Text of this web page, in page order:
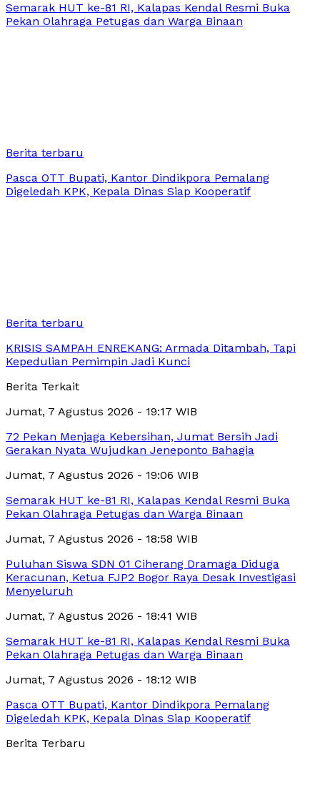
Semarak HUT ke-81 RI, Kalapas Kendal Resmi Buka
Pekan Olahraga Petugas dan Warga Binaan
Berita terbaru
Pasca OTT Bupati, Kantor Dindikpora Pemalang
Digeledah KPK, Kepala Dinas Siap Kooperatif
Berita terbaru
KRISIS SAMPAH ENREKANG: Armada Ditambah, Tapi
Kepedulian Pemimpin Jadi Kunci
Berita Terkait
Jumat, 7 Agustus 2026 - 19:17 WIB
72 Pekan Menjaga Kebersihan, Jumat Bersih Jadi
Gerakan Nyata Wujudkan Jeneponto Bahagia
Jumat, 7 Agustus 2026 - 19:06 WIB
Semarak HUT ke-81 RI, Kalapas Kendal Resmi Buka
Pekan Olahraga Petugas dan Warga Binaan
Jumat, 7 Agustus 2026 - 18:58 WIB
Puluhan Siswa SDN 01 Ciherang Dramaga Diduga
Keracunan, Ketua FJP2 Bogor Raya Desak Investigasi
Menyeluruh
Jumat, 7 Agustus 2026 - 18:41 WIB
Semarak HUT ke-81 RI, Kalapas Kendal Resmi Buka
Pekan Olahraga Petugas dan Warga Binaan
Jumat, 7 Agustus 2026 - 18:12 WIB
Pasca OTT Bupati, Kantor Dindikpora Pemalang
Digeledah KPK, Kepala Dinas Siap Kooperatif
Berita Terbaru